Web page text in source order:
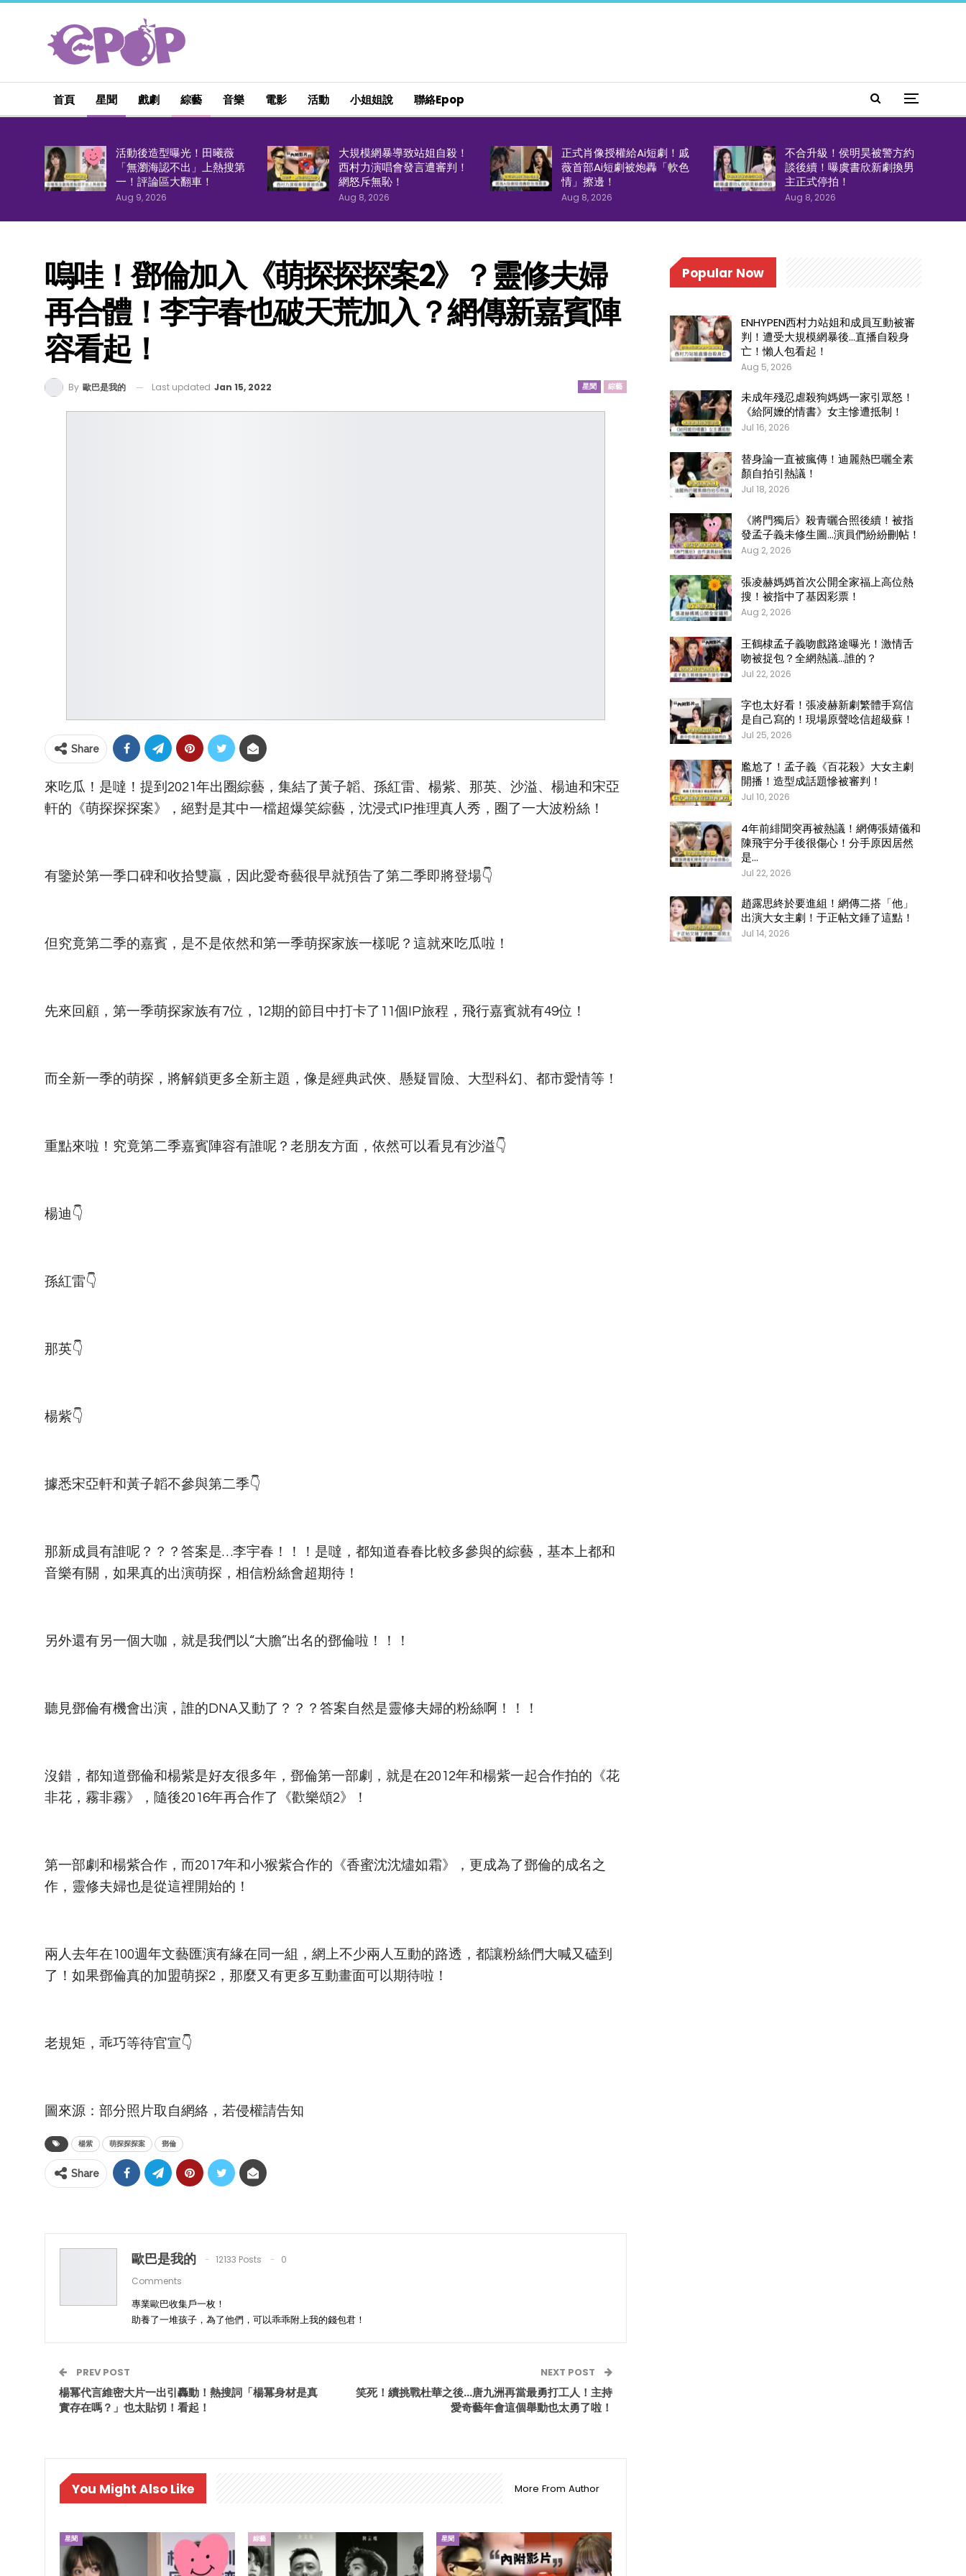
首頁 星聞 戲劇 綜藝 音樂 電影 活動 小姐姐說 聯絡epop
活動後造型曝光！田曦薇
「無瀏海認不出」上熱搜第
一！評論區大翻車！
Aug 9, 2026
大規模網暴導致站姐自殺！
西村力演唱會發言遭審判！
網怒斥無恥！
Aug 8, 2026
正式肖像授權給Ai短劇！戚
薇首部Ai短劇被炮轟「軟色
情」擦邊！
Aug 8, 2026
不合升級！侯明昊被警方約
談後續！曝虞書欣新劇換男
主正式停拍！
Aug 8, 2026
嗚哇！鄧倫加入《萌探探探案2》？靈修夫婦
再合體！李宇春也破天荒加入？網傳新嘉賓陣
容看起！
星聞 綜藝
By 歐巴是我的 Last updated Jan 15, 2022
Share
來吃瓜！是噠！提到2021年出圈綜藝，集結了黃子韜、孫紅雷、楊紫、那英、沙溢、楊迪和宋亞
軒的《萌探探探案》，絕對是其中一檔超爆笑綜藝，沈浸式IP推理真人秀，圈了一大波粉絲！
有鑒於第一季口碑和收拾雙贏，因此愛奇藝很早就預告了第二季即將登場👇
但究竟第二季的嘉賓，是不是依然和第一季萌探家族一樣呢？這就來吃瓜啦！
先來回顧，第一季萌探家族有7位，12期的節目中打卡了11個IP旅程，飛行嘉賓就有49位！
而全新一季的萌探，將解鎖更多全新主題，像是經典武俠、懸疑冒險、大型科幻、都市愛情等！
重點來啦！究竟第二季嘉賓陣容有誰呢？老朋友方面，依然可以看見有沙溢👇
楊迪👇
孫紅雷👇
那英👇
楊紫👇
據悉宋亞軒和黃子韜不參與第二季👇
那新成員有誰呢？？？答案是…李宇春！！！是噠，都知道春春比較多參與的綜藝，基本上都和
音樂有關，如果真的出演萌探，相信粉絲會超期待！
另外還有另一個大咖，就是我們以“大膽”出名的鄧倫啦！！！
聽見鄧倫有機會出演，誰的DNA又動了？？？答案自然是靈修夫婦的粉絲啊！！！
沒錯，都知道鄧倫和楊紫是好友很多年，鄧倫第一部劇，就是在2012年和楊紫一起合作拍的《花
非花，霧非霧》，隨後2016年再合作了《歡樂頌2》！
第一部劇和楊紫合作，而2017年和小猴紫合作的《香蜜沈沈燼如霜》，更成為了鄧倫的成名之
作，靈修夫婦也是從這裡開始的！
兩人去年在100週年文藝匯演有緣在同一組，網上不少兩人互動的路透，都讓粉絲們大喊又磕到
了！如果鄧倫真的加盟萌探2，那麼又有更多互動畫面可以期待啦！
老規矩，乖巧等待官宣👇
圖來源：部分照片取自網絡，若侵權請告知
楊紫 萌探探探案 鄧倫
Share
歐巴是我的 12133 Posts
0
Comments
專業歐巴收集戶一枚！
助養了一堆孩子，為了他們，可以乖乖附上我的錢包君！
PREV POST
楊冪代言維密大片一出引轟動！熱搜詞「楊冪身材是真
實存在嗎？」也太貼切！看起！
NEXT POST
笑死！續挑戰杜華之後…唐九洲再當最勇打工人！主持
愛奇藝年會這個舉動也太勇了啦！
You Might Also Like More From Author
星聞 綜藝 星聞
Popular Now
ENHYPEN西村力站姐和成員互動被審
判！遭受大規模網暴後…直播自殺身
亡！懶人包看起！
Aug 5, 2026
未成年殘忍虐殺狗媽媽一家引眾怒！
《給阿嬤的情書》女主慘遭抵制！
Jul 16, 2026
替身論一直被瘋傳！迪麗熱巴曬全素
顏自拍引熱議！
Jul 18, 2026
《將門獨后》殺青曬合照後續！被指
發孟子義未修生圖…演員們紛紛刪帖！
Aug 2, 2026
張凌赫媽媽首次公開全家福上高位熱
搜！被指中了基因彩票！
Aug 2, 2026
王鶴棣孟子義吻戲路途曝光！激情舌
吻被捉包？全網熱議…誰的？
Jul 22, 2026
字也太好看！張凌赫新劇繁體手寫信
是自己寫的！現場原聲唸信超級蘇！
Jul 25, 2026
尷尬了！孟子義《百花殺》大女主劇
開播！造型成話題慘被審判！
Jul 10, 2026
4年前緋聞突再被熱議！網傳張婧儀和
陳飛宇分手後很傷心！分手原因居然
是…
Jul 22, 2026
趙露思終於要進組！網傳二搭「他」
出演大女主劇！于正帖文錘了這點！
Jul 14, 2026